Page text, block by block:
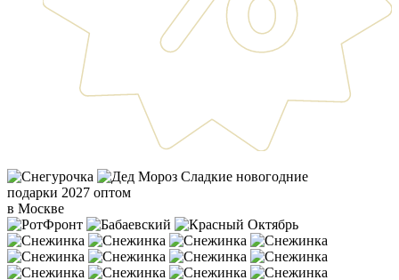
Сладкие новогодние
подарки 2027 оптом
в Москве